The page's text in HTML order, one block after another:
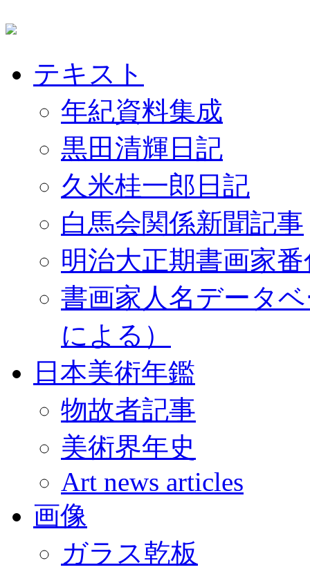
テキスト
年紀資料集成
黒田清輝日記
久米桂一郎日記
白馬会関係新聞記事
明治大正期書画家
書画家人名データ
による）
日本美術年鑑
物故者記事
美術界年史
Art news articles
画像
ガラス乾板